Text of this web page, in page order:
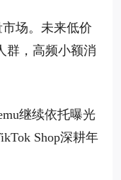
场。未来低价
群，高频小额消
继续依托曝光
Shop深耕年